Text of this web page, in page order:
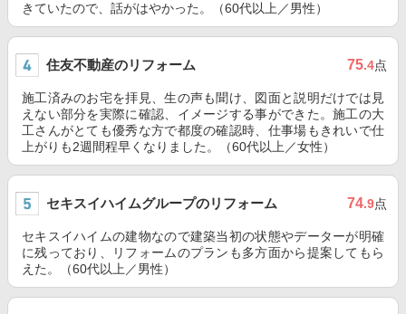
きていたので、話がはやかった。（60代以上／男性）
住友不動産のリフォーム 75.4点
施工済みのお宅を拝見、生の声も聞け、図面と説明だけでは見
えない部分を実際に確認、イメージする事ができた。施工の大
工さんがとても優秀な方で都度の確認時、仕事場もきれいで仕
上がりも2週間程早くなりました。（60代以上／女性）
セキスイハイムグループのリフォーム 74.9点
セキスイハイムの建物なので建築当初の状態やデーターが明確
に残っており、リフォームのプランも多方面から提案してもら
えた。（60代以上／男性）